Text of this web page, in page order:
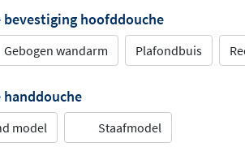
bevestiging hoofddouche
Gebogen wandarm Plafondbuis
handdouche
model Staafmodel